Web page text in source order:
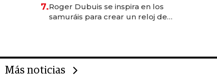
rol de la IA
7.Roger Dubuis se inspira en los
samuráis para crear un reloj de
Más noticias